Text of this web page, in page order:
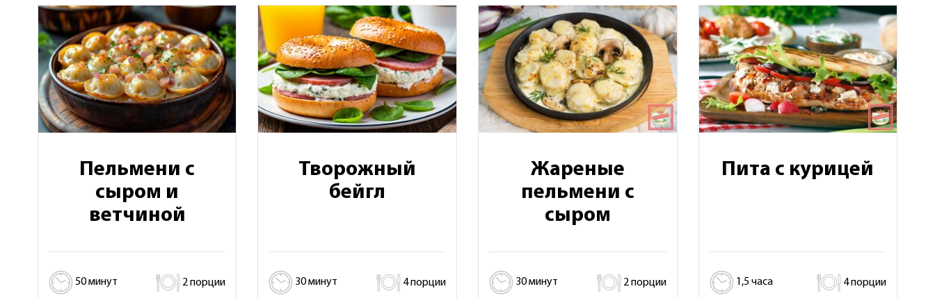
Пельмени с
сыром и
ветчиной
50 минут 2 порции
Творожный
бейгл
30 минут 4 порции
Жареные
пельмени с
сыром
30 минут 2 порции
Пита с курицей
1,5 часа 4 порции